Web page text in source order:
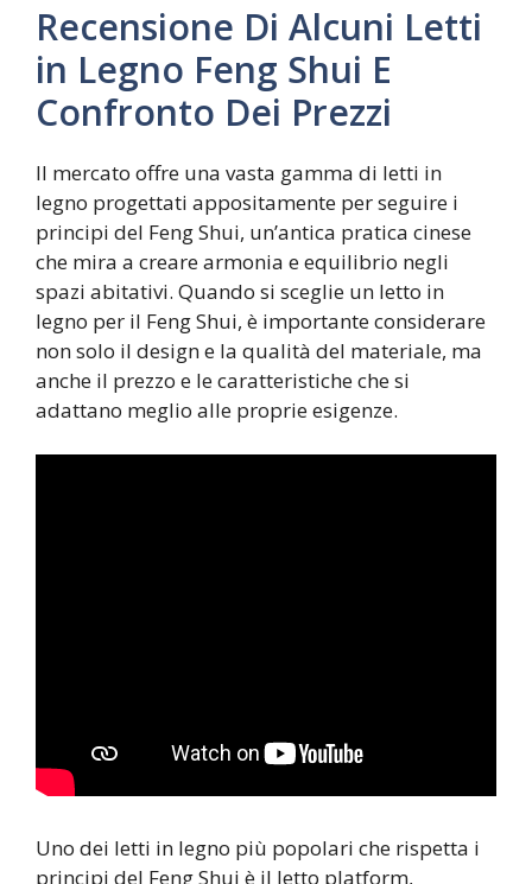
Recensione Di Alcuni Letti
in Legno Feng Shui E
Confronto Dei Prezzi
Il mercato offre una vasta gamma di letti in
legno progettati appositamente per seguire i
principi del Feng Shui, un’antica pratica cinese
che mira a creare armonia e equilibrio negli
spazi abitativi. Quando si sceglie un letto in
legno per il Feng Shui, è importante considerare
non solo il design e la qualità del materiale, ma
anche il prezzo e le caratteristiche che si
adattano meglio alle proprie esigenze.
Uno dei letti in legno più popolari che rispetta i
principi del Feng Shui è il letto platform,